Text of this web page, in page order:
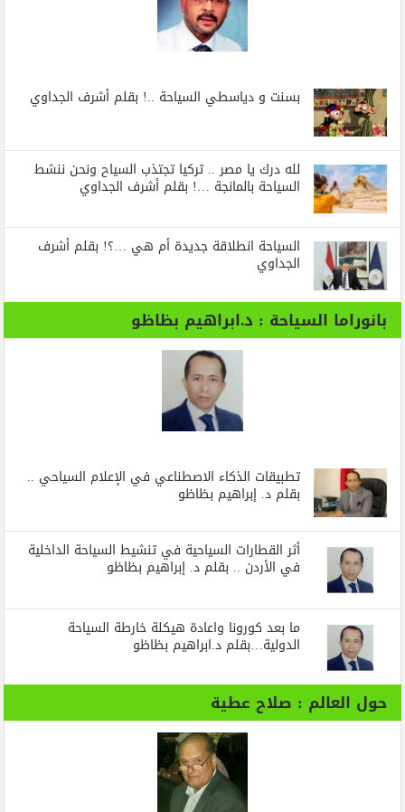
بسنت و دياسطي السياحة ..! بقلم أشرف الجداوي
لله درك يا مصر .. تركيا تجتذب السياح ونحن ننشط
السياحة بالمانجة …! بقلم أشرف الجداوي
السياحة انطلاقة جديدة أم هي …؟! بقلم أشرف
الجداوي
بانوراما السياحة : د.ابراهيم بظاظو
تطبيقات الذكاء الاصطناعي في الإعلام السياحي ..
بقلم د. إبراهيم بظاظو
أثر القطارات السياحية في تنشيط السياحة الداخلية
في الأردن .. بقلم د. إبراهيم بظاظو
ما بعد كورونا واعادة هيكلة خارطة السياحة
الدولية…بقلم د.ابراهيم بظاظو
حول العالم : صلاح عطية